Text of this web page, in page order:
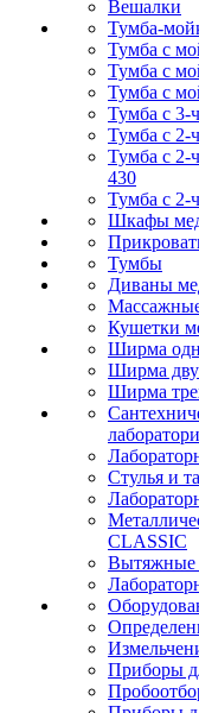
Вешалки
Тумба-
Тумба с
Тумба с
Тумба с
Тумба с
Тумба с
Тумба с
430
Тумба с
Шкафы
Тумбы
Диваны
Кушетки
Ширма
Ширма
Ширма
Стулья и
CLASSIC
Приборы